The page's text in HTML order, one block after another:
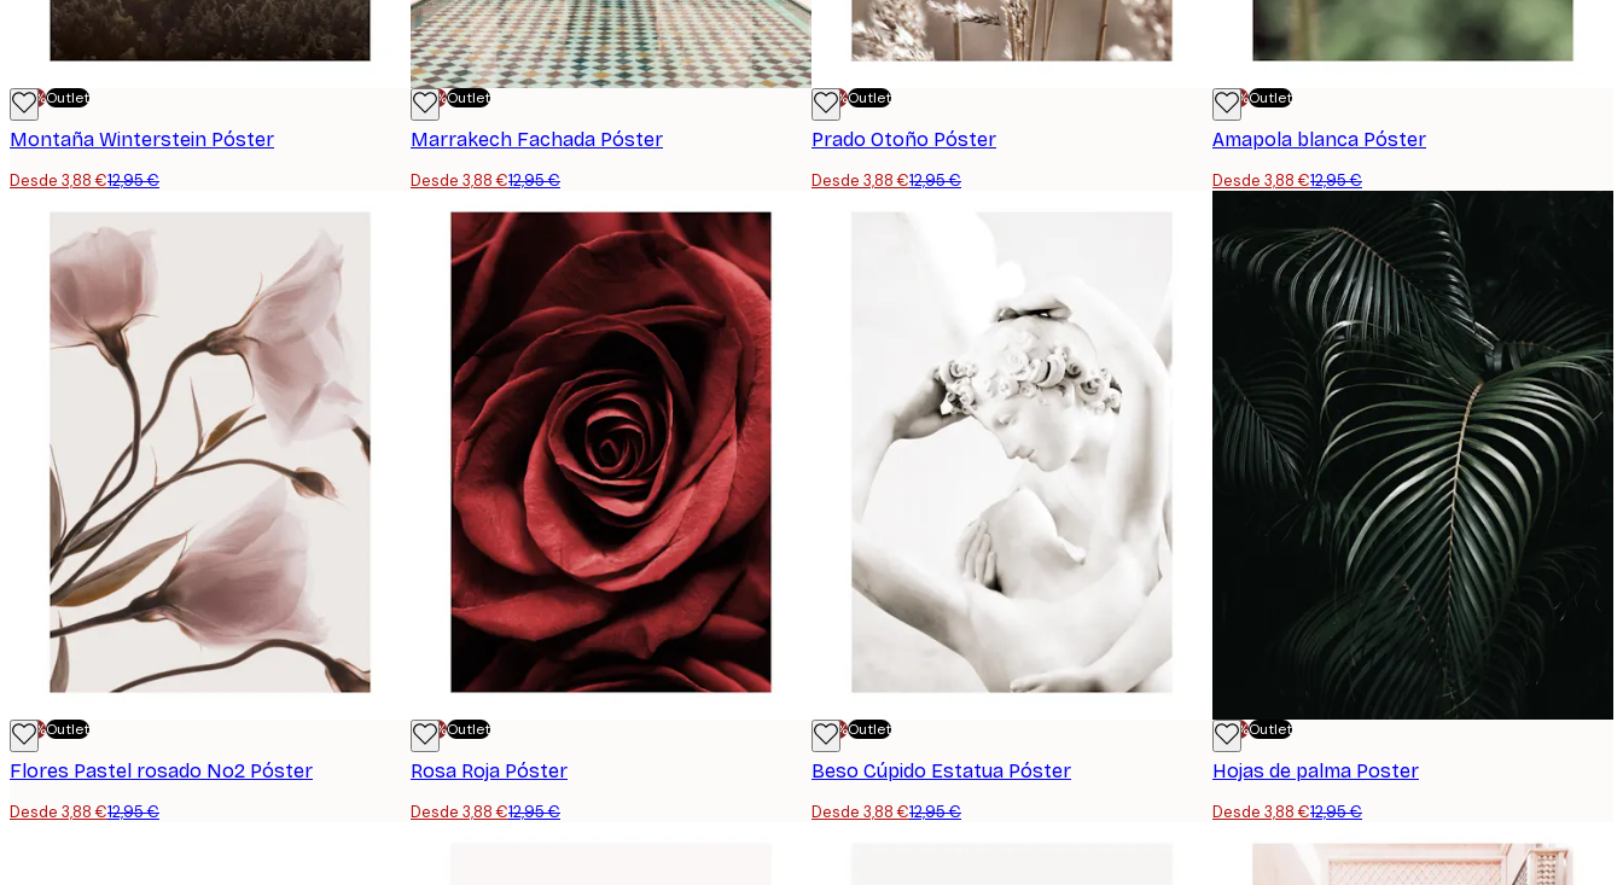
-70%Outlet
Montaña Winterstein Póster
Desde 3,88 €12,95 €
-70%Outlet
Marrakech Fachada Póster
Desde 3,88 €12,95 €
-70%Outlet
Prado Otoño Póster
Desde 3,88 €12,95 €
-70%Outlet
Amapola blanca Póster
Desde 3,88 €12,95 €
-70%Outlet
Flores Pastel rosado No2 Póster
Desde 3,88 €12,95 €
-70%Outlet
Rosa Roja Póster
Desde 3,88 €12,95 €
-70%Outlet
Beso Cúpido Estatua Póster
Desde 3,88 €12,95 €
-70%Outlet
Hojas de palma Poster
Desde 3,88 €12,95 €